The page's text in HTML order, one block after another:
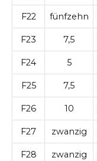
F22 fünfzehn
F23 7,5
F24 5
F25 7,5
F26 10
F27 zwanzig
F28 zwanzig